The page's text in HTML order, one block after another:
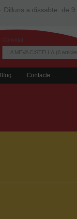
· Dilluns a dissabte: de
Convidat
LA MEVA CISTELLA 0
Blog Contacte
Llegum cilíndrica
Molt riques en
a ebullició i